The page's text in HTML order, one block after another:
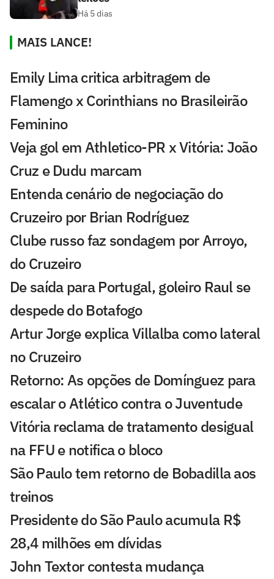
Há 5 dias
MAIS LANCE!
Emily Lima critica arbitragem de
Flamengo x Corinthians no Brasileirão
Feminino
Veja gol em Athletico-PR x Vitória: João
Cruz e Dudu marcam
Entenda cenário de negociação do
Cruzeiro por Brian Rodríguez
Clube russo faz sondagem por Arroyo,
do Cruzeiro
De saída para Portugal, goleiro Raul se
despede do Botafogo
Artur Jorge explica Villalba como lateral
no Cruzeiro
Retorno: As opções de Domínguez para
escalar o Atlético contra o Juventude
Vitória reclama de tratamento desigual
na FFU e notifica o bloco
São Paulo tem retorno de Bobadilla aos
treinos
Presidente do São Paulo acumula R$
28,4 milhões em dívidas
John Textor contesta mudança